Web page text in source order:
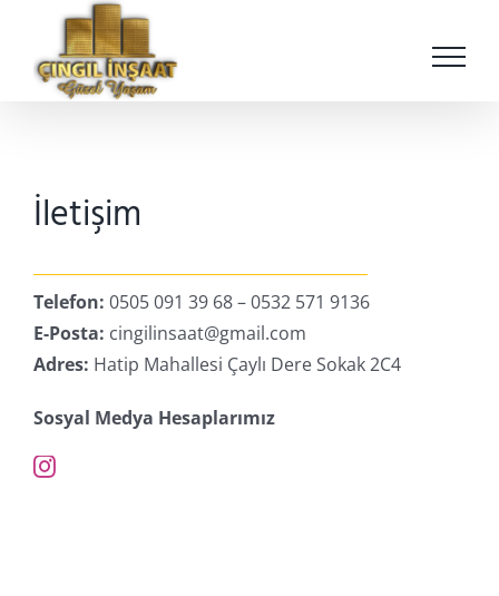
content
İletişim
Telefon: 0505 091 39 68 – 0532 571 9136
E-Posta: cingilinsaat@gmail.com
Adres: Hatip Mahallesi Çaylı Dere Sokak 2C4
Sosyal Medya Hesaplarımız